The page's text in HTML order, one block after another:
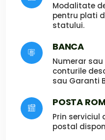
Modalitate
pentru plati
statului.
BANCA
Numerar
conturile
sau Garanti
POSTA
Prin serviciul
postal